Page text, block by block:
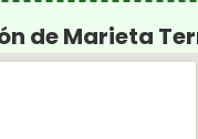
de Marieta